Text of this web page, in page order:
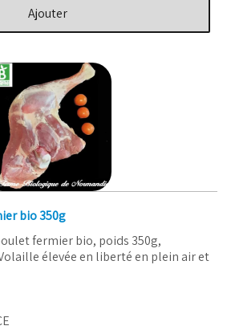
Ajouter
bio 350g
fermier bio, poids 350g,
élevée en liberté en plein air et